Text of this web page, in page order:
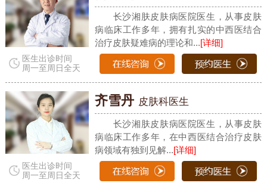
医生出诊时间
周一至周日全天
长沙湘肤皮肤病医院医生，从事皮肤
病临床工作多年，拥有扎实的中西医结合
治疗皮肤疑难病的理论和...[详细]
医生出诊时间
周一至周日全天
齐雪丹 皮肤科医生
长沙湘肤皮肤病医院医生，从事皮肤
病临床工作多年，在中西医结合治疗皮肤
病领域有独到见解...[详细]